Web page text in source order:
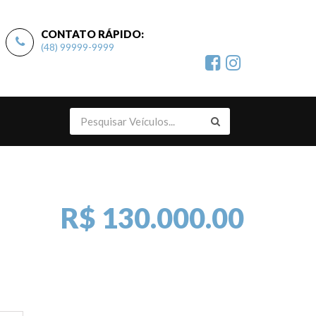
CONTATO RÁPIDO:
(48) 99999-9999
R$ 130.000.00